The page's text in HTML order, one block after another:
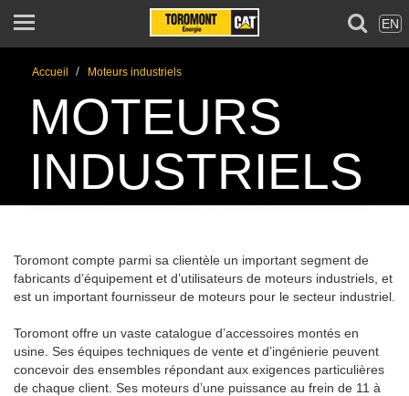
EN
Accueil / Moteurs industriels
MOTEURS
INDUSTRIELS
Toromont compte parmi sa clientèle un important segment de
fabricants d’équipement et d’utilisateurs de moteurs industriels, et
est un important fournisseur de moteurs pour le secteur industriel.
Toromont offre un vaste catalogue d’accessoires montés en
usine. Ses équipes techniques de vente et d’ingénierie peuvent
concevoir des ensembles répondant aux exigences particulières
de chaque client. Ses moteurs d’une puissance au frein de 11 à